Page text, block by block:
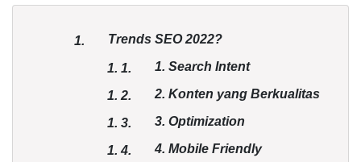
1. Trends SEO 2022?
1. 1. 1. Search Intent
1. 2. 2. Konten yang Berkualitas
1. 3. 3. Optimization
1.4. 4. Mobile Friendly